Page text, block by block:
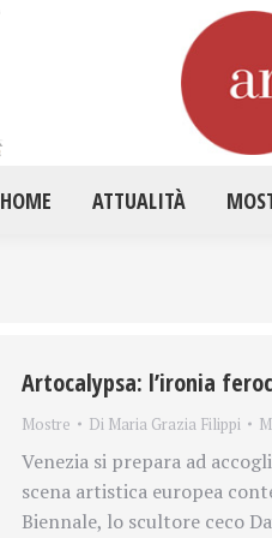
HOME ATTUALITÀ
Artocalypsa: l’ironia
Mostre Di Maria Grazia Filippi
Venezia si prepara ad
scena artistica europea
Biennale, lo scultore ceco